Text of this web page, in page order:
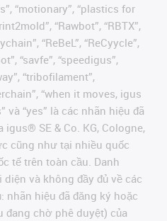
“motionary”, “plastics for
“Rawbot”, “RBTX”,
“ReBeL”, “ReCyycle”,
“savfe”, “speedigus”,
“tribofilament”,
“when it moves, igus
và “yes” là các nhãn hiệu đã
SE & Co. KG, Cologne,
cũng như tại nhiều quốc
tế trên toàn cầu. Danh
và không đầy đủ về các
hiệu đã đăng ký hoặc
đang chờ phê duyệt) của